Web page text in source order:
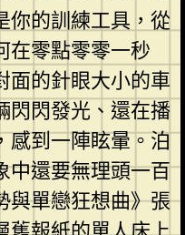
你的訓練工具，從
在零點零零一秒
面的針眼大小的車
閃閃發光、還在播
感到一陣眩暈。泊
中還要無理頭一百
與單戀狂想曲》張